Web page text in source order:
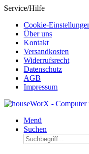
Service/Hilfe
Cookie-
Über uns
Kontakt
Versandkosten
Widerrufsrecht
Datenschutz
AGB
Impressum
Menü
Suchen